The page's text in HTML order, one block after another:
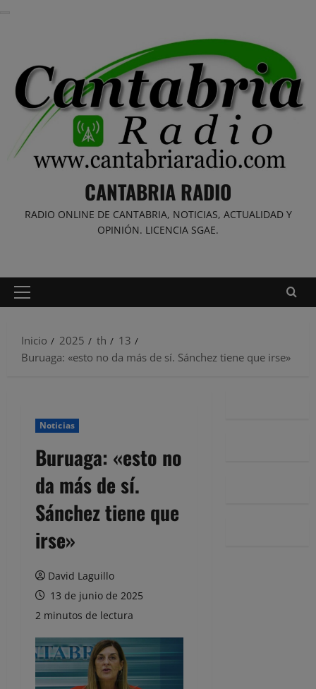
CANTABRIA RADIO
RADIO ONLINE DE CANTABRIA, NOTICIAS, ACTUALIDAD Y
OPINIÓN. LICENCIA SGAE.
Menú
Inicio
2025 th
13
Buruaga: «esto no da más de sí. Sánchez tiene que irse»
Noticias
Buruaga: «esto no
da más de sí.
Sánchez tiene que
irse»
David Laguillo
13 de junio de 2025
2 minutos de lectura